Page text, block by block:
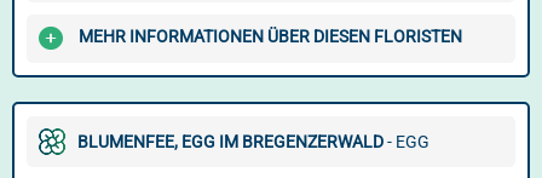
MEHR INFORMATIONEN ÜBER DIESEN FLORISTEN
BLUMENFEE, EGG IM BREGENZERWALD- EGG